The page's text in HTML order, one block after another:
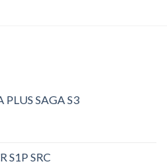
SAGA S3
S1P SRC